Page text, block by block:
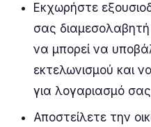
Εκχωρήστε
σας
να μπορεί να
εκτελωνισμού και
για λογαριασμό
Αποστείλετε την